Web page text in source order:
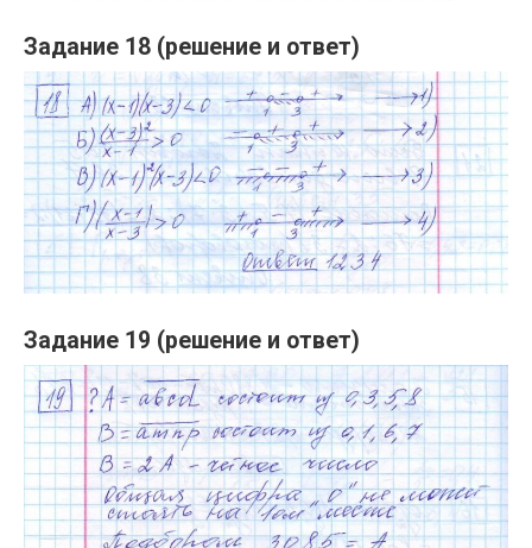
Задание 18 (решение и ответ)
Задание 19 (решение и ответ)